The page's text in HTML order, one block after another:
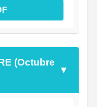
(Octubre
▼